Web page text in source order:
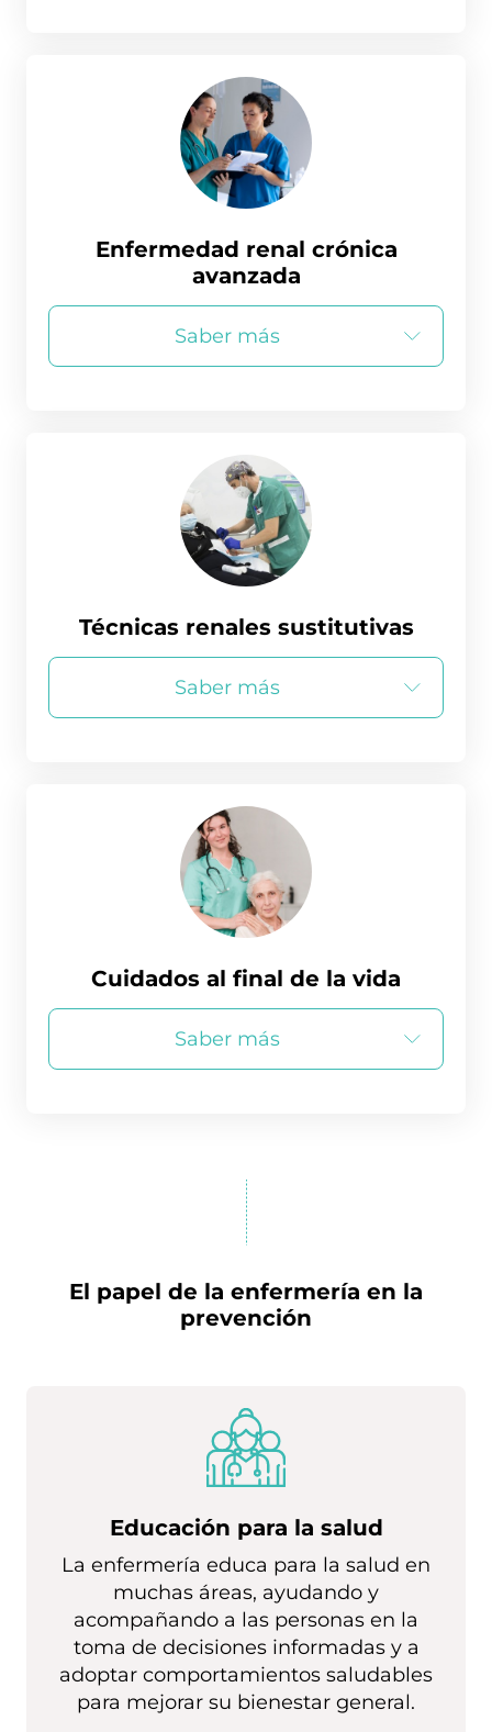
Enfermedad renal crónica
avanzada
Saber más
Técnicas renales sustitutivas
Saber más
Cuidados al final de la vida
Saber más
El papel de la enfermería en la
prevención
Educación para la salud
La enfermería educa para la salud en
muchas áreas, ayudando y
acompañando a las personas en la
toma de decisiones informadas y a
adoptar comportamientos saludables
para mejorar su bienestar general.